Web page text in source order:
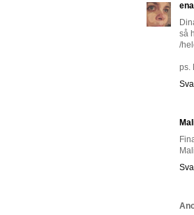
så
/
ps.